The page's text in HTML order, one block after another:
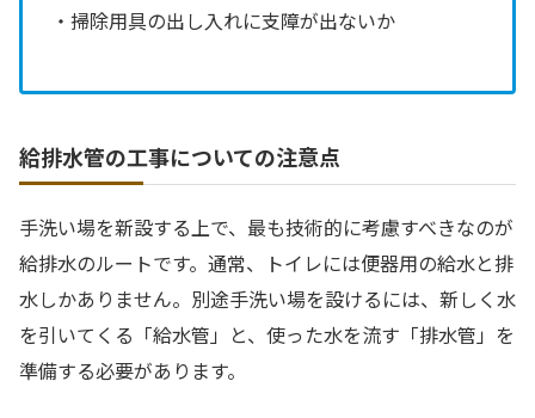
・掃除用具の出し入れに支障が出ないか
給排水管の工事についての注意点
手洗い場を新設する上で、最も技術的に考慮すべきなのが
給排水のルートです。通常、トイレには便器用の給水と排
水しかありません。別途手洗い場を設けるには、新しく水
を引いてくる「給水管」と、使った水を流す「排水管」を
準備する必要があります。